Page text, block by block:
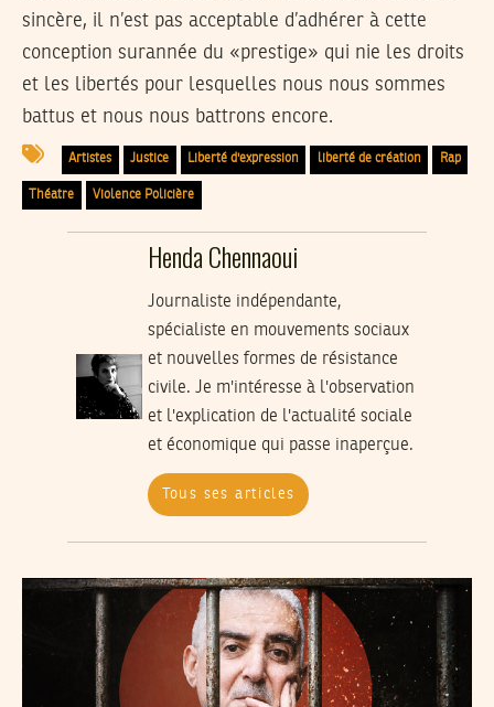
sincère, il n’est pas acceptable d’adhérer à cette
conception surannée du «prestige» qui nie les droits
et les libertés pour lesquelles nous nous sommes
battus et nous nous battrons encore.
Artistes Justice Liberté d'expression liberté de création Rap
Théatre Violence Policière
Henda Chennaoui
Journaliste indépendante,
spécialiste en mouvements sociaux
et nouvelles formes de résistance
civile. Je m'intéresse à l'observation
et l'explication de l'actualité sociale
et économique qui passe inaperçue.
Tous ses articles